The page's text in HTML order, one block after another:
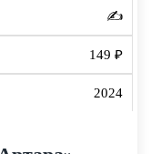
✍️
149 ₽
2024